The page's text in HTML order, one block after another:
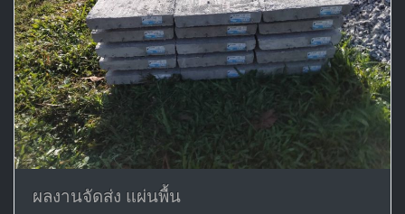
ผลงานจัดส่ง แผ่นพื้น